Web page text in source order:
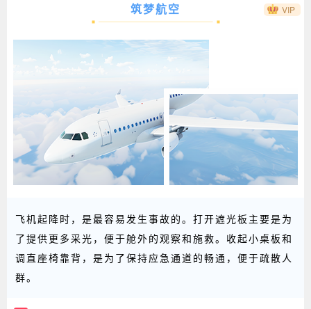
筑梦航空
飞机起降时，是最容易发生事故的。打开遮光板主要是为
了提供更多采光，便于舱外的观察和施救。收起小桌板和
调直座椅靠背，是为了保持应急通道的畅通，便于疏散人
群。
VIP